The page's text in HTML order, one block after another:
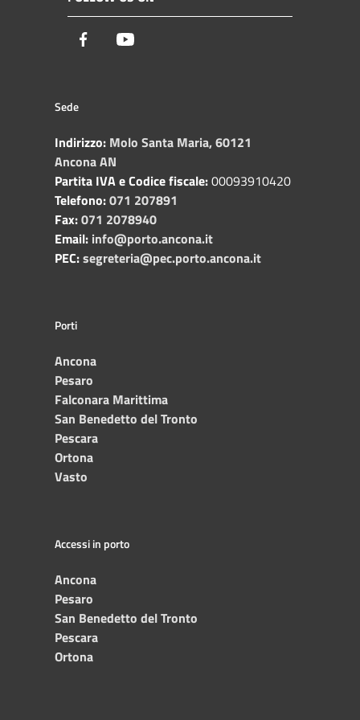
Facebook
Sede
Indirizzo: Molo Santa Maria, 60121
Ancona AN
Partita IVA e Codice fiscale:00093910420
Telefono:071 207891
Fax:071 2078940
Email: info@porto.ancona.it
PEC:segreteria@pec.porto.ancona.it
Porti
Ancona
Pesaro
Falconara Marittima
San Benedetto del Tronto
Pescara
Ortona
Vasto
Accessi in porto
Ancona
Pesaro
San Benedetto del Tronto
Pescara
Ortona